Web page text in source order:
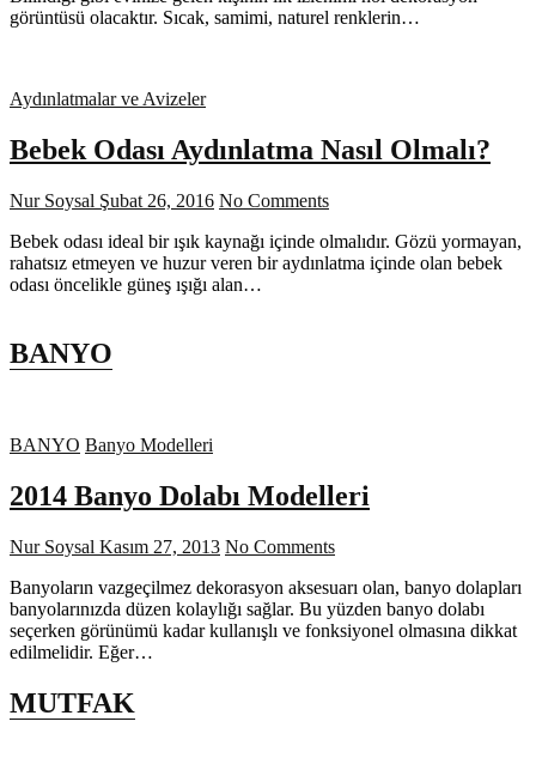
görüntüsü olacaktır. Sıcak, samimi, naturel renklerin…
Aydınlatmalar ve Avizeler
Bebek Odası Aydınlatma Nasıl Olmalı?
Nur Soysal Şubat 26, 2016 No Comments
Bebek odası ideal bir ışık kaynağı içinde olmalıdır. Gözü yormayan,
rahatsız etmeyen ve huzur veren bir aydınlatma içinde olan bebek
odası öncelikle güneş ışığı alan…
BANYO
BANYO Banyo Modelleri
2014 Banyo Dolabı Modelleri
Nur Soysal Kasım 27, 2013 No Comments
Banyoların vazgeçilmez dekorasyon aksesuarı olan, banyo dolapları
banyolarınızda düzen kolaylığı sağlar. Bu yüzden banyo dolabı
seçerken görünümü kadar kullanışlı ve fonksiyonel olmasına dikkat
edilmelidir. Eğer…
MUTFAK